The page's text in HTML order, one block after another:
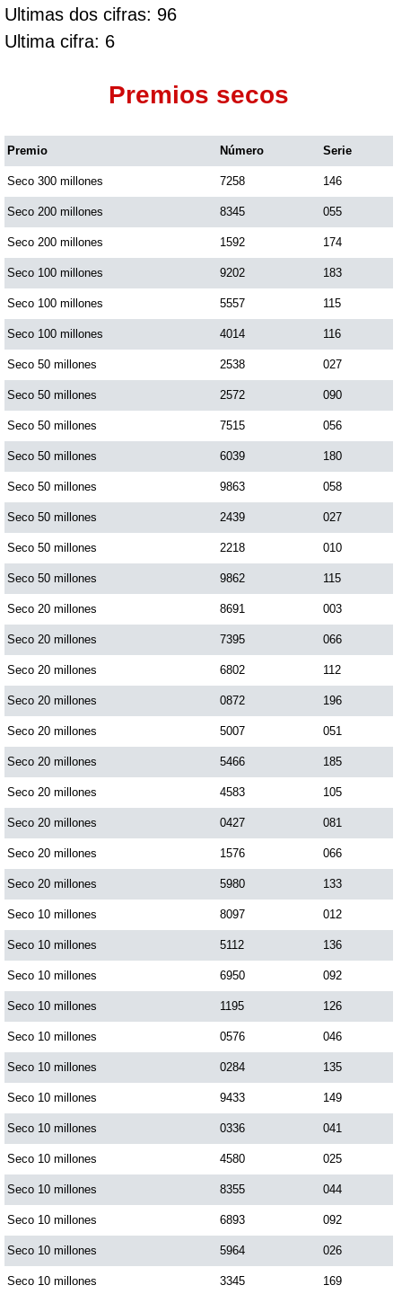
Ultimas dos cifras: 96
Ultima cifra: 6
Premios secos
Premio Número Serie
Seco 300 millones 7258 146
Seco 200 millones 8345 055
Seco 200 millones 1592 174
Seco 100 millones 9202 183
Seco 100 millones 5557 115
Seco 100 millones 4014 116
Seco 50 millones 2538 027
Seco 50 millones 2572 090
Seco 50 millones 7515 056
Seco 50 millones 6039 180
Seco 50 millones 9863 058
Seco 50 millones 2439 027
Seco 50 millones 2218 010
Seco 50 millones 9862 115
Seco 20 millones 8691 003
Seco 20 millones 7395 066
Seco 20 millones 6802 112
Seco 20 millones 0872 196
Seco 20 millones 5007 051
Seco 20 millones 5466 185
Seco 20 millones 4583 105
Seco 20 millones 0427 081
Seco 20 millones 1576 066
Seco 20 millones 5980 133
Seco 10 millones 8097 012
Seco 10 millones 5112 136
Seco 10 millones 6950 092
Seco 10 millones 1195 126
Seco 10 millones 0576 046
Seco 10 millones 0284 135
Seco 10 millones 9433 149
Seco 10 millones 0336 041
Seco 10 millones 4580 025
Seco 10 millones 8355 044
Seco 10 millones 6893 092
Seco 10 millones 5964 026
Seco 10 millones 3345 169